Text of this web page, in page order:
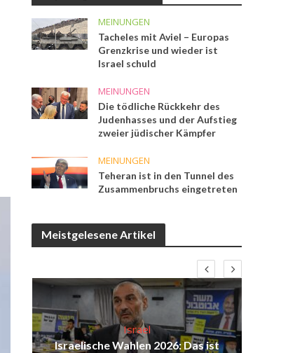
MEINUNGEN
Tacheles mit Aviel – Europas
Grenzkrise und wieder ist
Israel schuld
MEINUNGEN
Die tödliche Rückkehr des
Judenhasses und der Aufstieg
zweier jüdischer Kämpfer
MEINUNGEN
Teheran ist in den Tunnel des
Zusammenbruchs eingetreten
Meistgelesene Artikel
Israel
Israelische Wahlen 2026: Das ist